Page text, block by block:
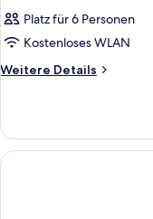
Platz für 6 Personen
Kostenloses WLAN
Weitere Details
Weitere